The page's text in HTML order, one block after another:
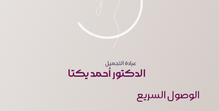
عيادة التجميل
الدكتور أحمد يكتا
الوصول السريع